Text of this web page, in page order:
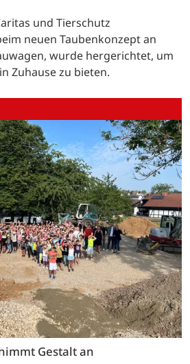
und Tierschutz
neuen Taubenkonzept an
wurde hergerichtet, um
Zuhause zu bieten.
Gestalt an